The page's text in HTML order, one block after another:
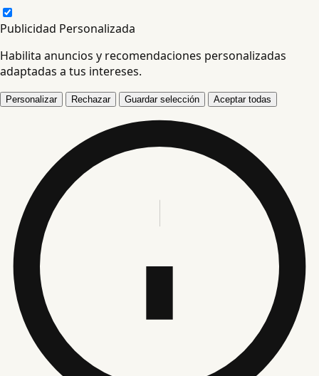
Publicidad Personalizada
Habilita anuncios y recomendaciones personalizadas
adaptadas a tus intereses.
Personalizar Rechazar Guardar selección Aceptar todas